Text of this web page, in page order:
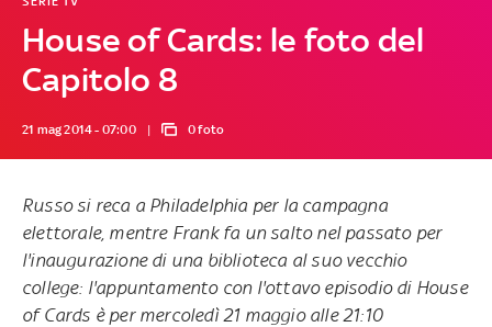
House of Cards: le foto del
Capitolo 8
21 mag 2014 - 07:00 0 foto
Russo si reca a Philadelphia per la campagna
elettorale, mentre Frank fa un salto nel passato per
l'inaugurazione di una biblioteca al suo vecchio
college: l'appuntamento con l'ottavo episodio di House
of Cards è per mercoledì 21 maggio alle 21:10